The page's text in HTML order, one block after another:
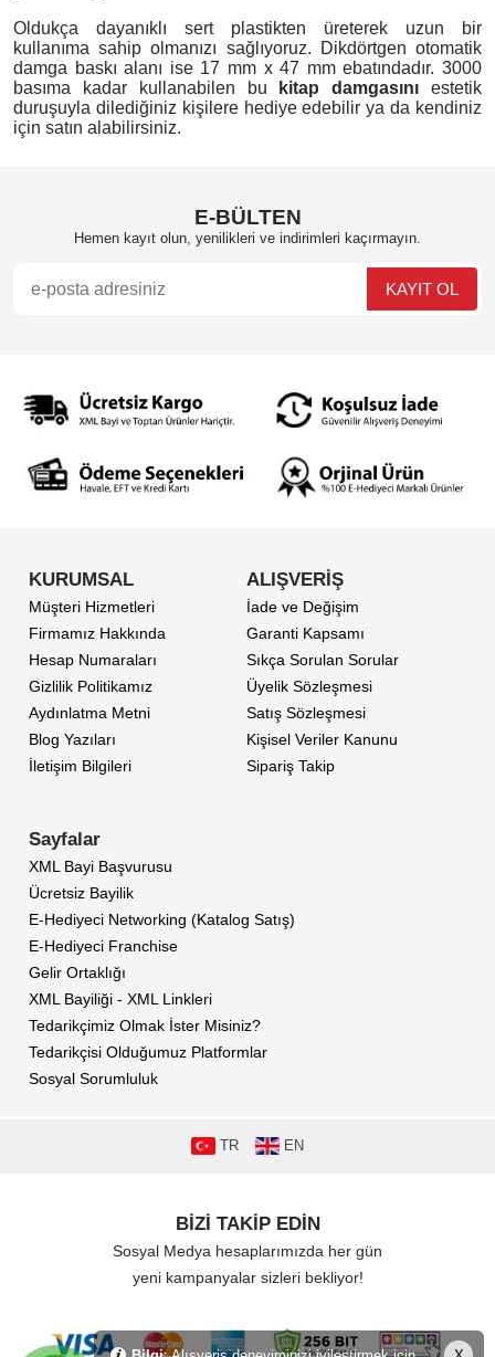
Oldukça dayanıklı sert plastikten üreterek uzun bir
kullanıma sahip olmanızı sağlıyoruz. Dikdörtgen otomatik
damga baskı alanı ise 17 mm x 47 mm ebatındadır. 3000
basıma kadar kullanabilen bu
kitap damgasını estetik
duruşuyla dilediğiniz kişilere hediye edebilir ya da kendiniz
için satın alabilirsiniz.
E-BÜLTEN
Hemen kayıt olun, yenilikleri ve indirimleri kaçırmayın.
KURUMSAL
Müşteri Hizmetleri
Firmamız Hakkında
Hesap Numaraları
Gizlilik Politikamız
Aydınlatma Metni
Blog Yazıları
İletişim Bilgileri
ALIŞVERİŞ
İade ve Değişim
Garanti Kapsamı
Sıkça Sorulan Sorular
Üyelik Sözleşmesi
Satış Sözleşmesi
Kişisel Veriler Kanunu
Sipariş Takip
Sayfalar
XML Bayi Başvurusu
Ücretsiz Bayilik
E-Hediyeci Networking (Katalog Satış)
E-Hediyeci Franchise
Gelir Ortaklığı
XML Bayiliği - XML Linkleri
Tedarikçimiz Olmak İster Misiniz?
Tedarikçisi Olduğumuz Platformlar
Sosyal Sorumluluk
TR EN
BİZİ TAKİP EDİN
Sosyal Medya hesaplarımızda her gün
yeni kampanyalar sizleri bekliyor!